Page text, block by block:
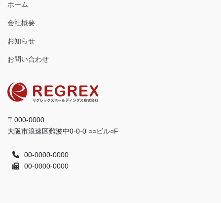
ホーム
会社概要
お知らせ
お問い合わせ
〒000-0000
大阪市浪速区難波中0-0-0 ○○ビル○F
00-0000-0000
00-0000-0000